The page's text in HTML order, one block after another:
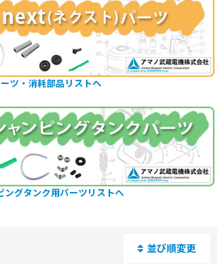
ツ・消耗部品リストへ
グタンク用パーツリストへ
並び順変更